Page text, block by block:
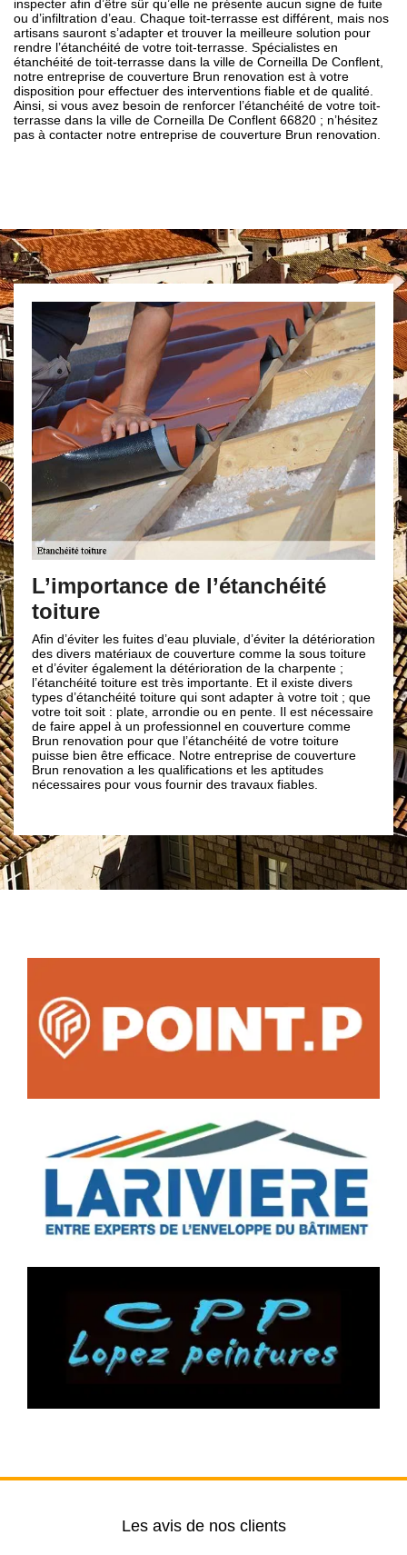
inspecter afin d’être sûr qu’elle ne présente aucun signe de fuite
ou d’infiltration d’eau. Chaque toit-terrasse est différent, mais nos
artisans sauront s’adapter et trouver la meilleure solution pour
rendre l’étanchéité de votre toit-terrasse. Spécialistes en
étanchéité de toit-terrasse dans la ville de Corneilla De Conflent,
notre entreprise de couverture Brun renovation est à votre
disposition pour effectuer des interventions fiable et de qualité.
Ainsi, si vous avez besoin de renforcer l’étanchéité de votre toit-
terrasse dans la ville de Corneilla De Conflent 66820 ; n’hésitez
pas à contacter notre entreprise de couverture Brun renovation.
L’importance de l’étanchéité
toiture
Afin d’éviter les fuites d’eau pluviale, d’éviter la détérioration
des divers matériaux de couverture comme la sous toiture
et d’éviter également la détérioration de la charpente ;
l’étanchéité toiture est très importante. Et il existe divers
types d’étanchéité toiture qui sont adapter à votre toit ; que
votre toit soit : plate, arrondie ou en pente. Il est nécessaire
de faire appel à un professionnel en couverture comme
Brun renovation pour que l’étanchéité de votre toiture
puisse bien être efficace. Notre entreprise de couverture
Brun renovation a les qualifications et les aptitudes
nécessaires pour vous fournir des travaux fiables.
Pour
Conflent.
bien
toiture
Les avis de nos clients